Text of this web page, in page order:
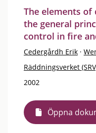
The elements
the general
control in fire
Cedergårdh Erik ·
Räddningsverket
2002
Öppna